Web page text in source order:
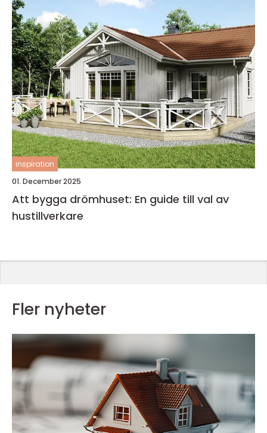
inspiration
01. December 2025
Att bygga drömhuset: En guide till val av
hustillverkare
Fler nyheter